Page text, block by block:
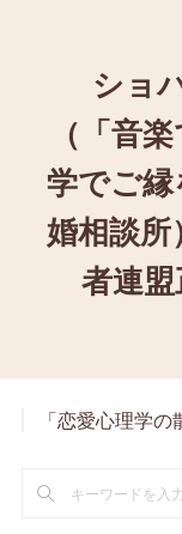
ショ
（「音
学でご
婚相談
者連
「恋愛心理学